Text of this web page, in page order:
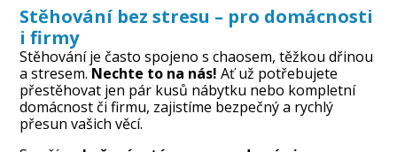
Stěhováníbez stresu – pro domácnosti
i firmy
Stěhování je často spojeno s chaosem, těžkou dřinou
a stresem. Nechte to na nás! Ať už potřebujete
přestěhovat jen pár kusů nábytku nebo kompletní
domácnost či firmu, zajistíme bezpečný a rychlý
přesun vašich věcí.